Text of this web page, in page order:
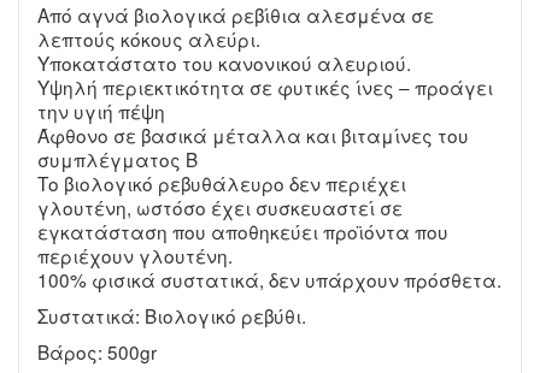
Από αγνά βιολογικά ρεβίθια αλεσμένα σε
λεπτούς κόκους αλεύρι.
Υποκατάστατο του κανονικού αλευριού.
Υψηλή περιεκτικότητα σε φυτικές ίνες – προάγει
την υγιή πέψη
Άφθονο σε βασικά μέταλλα και βιταμίνες του
συμπλέγματος Β
Το βιολογικό ρεβυθάλευρο δεν περιέχει
γλουτένη, ωστόσο έχει συσκευαστεί σε
εγκατάσταση που αποθηκεύει προϊόντα που
περιέχουν γλουτένη.
100% φισικά συστατικά, δεν υπάρχουν πρόσθετα.
Συστατικά: Βιολογικό ρεβύθι.
Βάρος: 500gr